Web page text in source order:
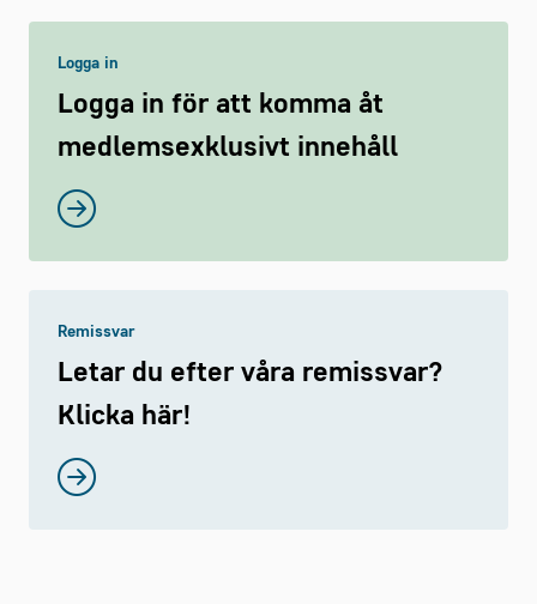
Logga in
Logga in för att komma åt
medlemsexklusivt innehåll
Remissvar
Letar du efter våra remissvar?
Klicka här!